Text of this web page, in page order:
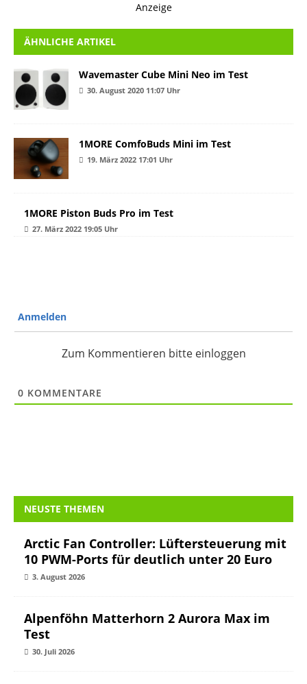
Anzeige
ÄHNLICHE ARTIKEL
Wavemaster Cube Mini Neo im Test
30. August 2020 11:07 Uhr
1MORE ComfoBuds Mini im Test
19. März 2022 17:01 Uhr
1MORE Piston Buds Pro im Test
27. März 2022 19:05 Uhr
Anmelden
Zum Kommentieren bitte einloggen
0 KOMMENTARE
NEUSTE THEMEN
Arctic Fan Controller: Lüftersteuerung mit
10 PWM-Ports für deutlich unter 20 Euro
3. August 2026
Alpenföhn Matterhorn 2 Aurora Max im
Test
30. Juli 2026